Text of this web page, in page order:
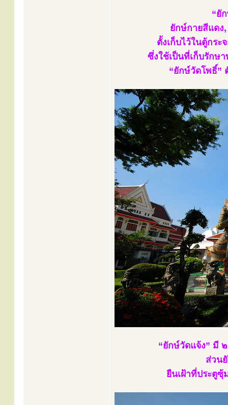
“ยั
ยักษ์กายสีแดง
ตั้งเก็บไว้ในตู้กร
ซึ่งใช้เป็นที่เก็บรักษ
“ยักษ์วัดโพธิ์”
“ยักษ์วัดแจ้ง” มี
ส่วน
ยืนเฝ้าที่ประตูซุ้